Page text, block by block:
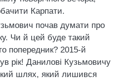
Карпати.
почав думати про
Чи й цей буде такий
попередник? 2015-й
рiк! Даниловi Кузьмовичу
шлях, який лишився